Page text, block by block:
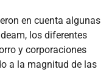
en cuenta algunas
los diferentes
y corporaciones
a la magnitud de las